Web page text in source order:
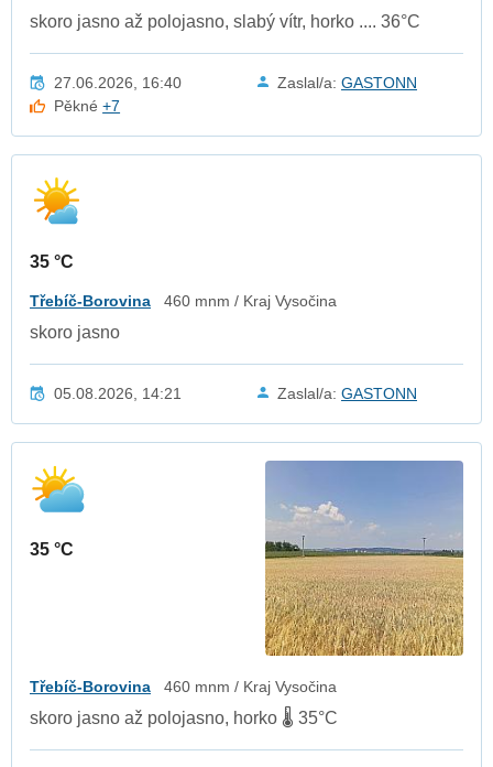
skoro jasno až polojasno, slabý vítr, horko .... 36°C
27.06.2026, 16:40 Zaslal/a: GASTONN
Pěkné+7
35 °C
Třebíč-Borovina 460 mnm / Kraj Vysočina
skoro jasno
05.08.2026, 14:21 Zaslal/a: GASTONN
35 °C
Třebíč-Borovina 460 mnm / Kraj Vysočina
skoro jasno až polojasno, horko 🌡️ 35°C